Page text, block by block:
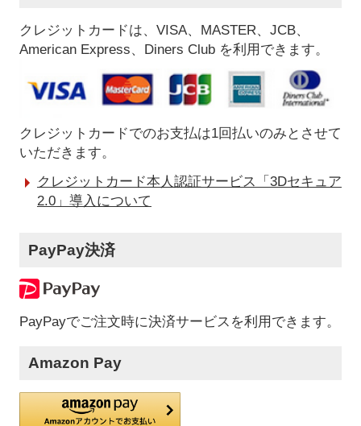
クレジットカードは、VISA、MASTER、JCB、
American Express、Diners Club を利用できます。
クレジットカードでのお支払は1回払いのみとさせて
いただきます。
クレジットカード本人認証サービス「3Dセキュア
2.0」導入について
PayPay決済
PayPayでご注文時に決済サービスを利用できます。
Amazon Pay